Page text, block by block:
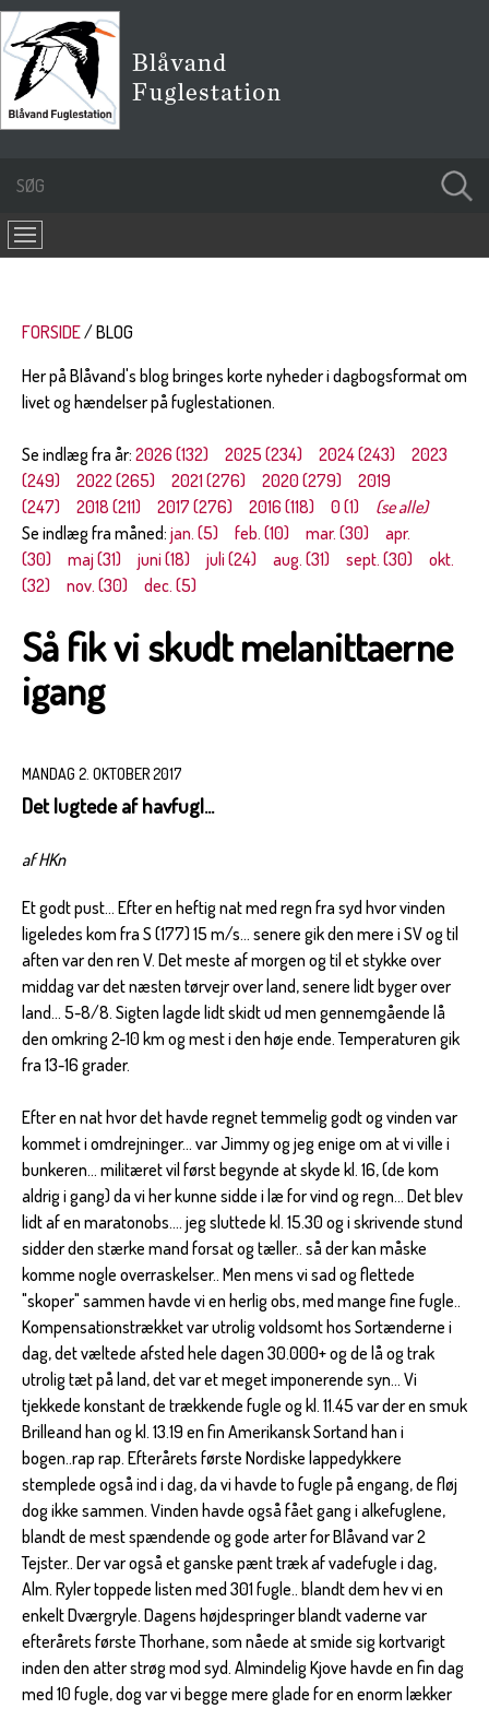
FORSIDE
BLOG
Her på Blåvand's blog bringes korte nyheder i dagbogsformat om
livet og hændelser på fuglestationen.
Se indlæg fra år: 2026 (132) 2025 (234) 2024 (243)
2023
(249)
2022 (265) 2021 (276) 2020 (279)
2019
(247)
2018 (211) 2017 (276) 2016 (118) 0 (1)
(se alle)
Se indlæg fra måned: jan. (5) feb. (10) mar. (30)
apr.
(30)
maj (31) juni (18) juli (24) aug. (31) sept. (30)
okt.
(32)
nov. (30) dec. (5)
Så fik vi skudt melanittaerne
igang
MANDAG 2. OKTOBER 2017
Det lugtede af havfugl...
af HKn
Et godt pust... Efter en heftig nat med regn fra syd hvor vinden
ligeledes kom fra S (177) 15 m/s... senere gik den mere i SV og til
aften var den ren V. Det meste af morgen og til et stykke over
middag var det næsten tørvejr over land, senere lidt byger over
land... 5-8/8. Sigten lagde lidt skidt ud men gennemgående lå
den omkring 2-10 km og mest i den høje ende. Temperaturen gik
fra 13-16 grader.
Efter en nat hvor det havde regnet temmelig godt og vinden var
kommet i omdrejninger... var Jimmy og jeg enige om at vi ville i
bunkeren... militæret vil først begynde at skyde kl. 16, (de kom
aldrig i gang) da vi her kunne sidde i læ for vind og regn... Det blev
lidt af en maratonobs.... jeg sluttede kl. 15.30 og i skrivende stund
sidder den stærke mand forsat og tæller.. så der kan måske
komme nogle overraskelser.. Men mens vi sad og flettede
"skoper" sammen havde vi en herlig obs, med mange fine fugle..
Kompensationstrækket var utrolig voldsomt hos Sortænderne i
dag, det væltede afsted hele dagen 30.000+ og de lå og trak
utrolig tæt på land, det var et meget imponerende syn... Vi
tjekkede konstant de trækkende fugle og kl. 11.45 var der en smuk
Brilleand han og kl. 13.19 en fin Amerikansk Sortand han i
bogen..rap rap. Efterårets første Nordiske lappedykkere
stemplede også ind i dag, da vi havde to fugle på engang, de fløj
dog ikke sammen. Vinden havde også fået gang i alkefuglene,
blandt de mest spændende og gode arter for Blåvand var 2
Tejster.. Der var også et ganske pænt træk af vadefugle i dag,
Alm. Ryler toppede listen med 301 fugle.. blandt dem hev vi en
enkelt Dværgryle. Dagens højdespringer blandt vaderne var
efterårets første Thorhane, som nåede at smide sig kortvarigt
inden den atter strøg mod syd. Almindelig Kjove havde en fin dag
med 10 fugle, dog var vi begge mere glade for en enorm lækker